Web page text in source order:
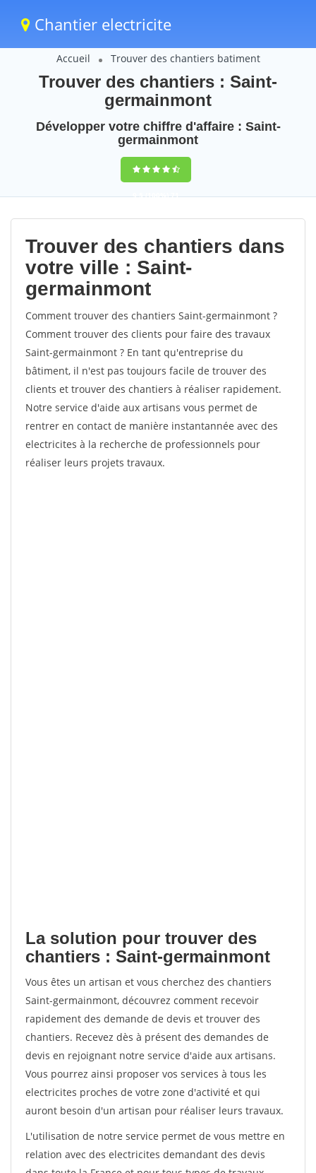
Chantier electricite
Accueil Trouver des chantiers batiment
Trouver des chantiers : Saint-
germainmont
Développer votre chiffre d'affaire : Saint-
germainmont
9,5(100%)71
votes
Trouver des chantiers dans
votre ville : Saint-
germainmont
Comment trouver des chantiers Saint-germainmont ?
Comment trouver des clients pour faire des travaux
Saint-germainmont ? En tant qu'entreprise du
bâtiment, il n'est pas toujours facile de trouver des
clients et trouver des chantiers à réaliser rapidement.
Notre service d'aide aux artisans vous permet de
rentrer en contact de manière instantannée avec des
electricites à la recherche de professionnels pour
réaliser leurs projets travaux.
La solution pour trouver des
chantiers : Saint-germainmont
Vous êtes un artisan et vous cherchez des chantiers
Saint-germainmont, découvrez comment recevoir
rapidement des demande de devis et trouver des
chantiers. Recevez dès à présent des demandes de
devis en rejoignant notre service d'aide aux artisans.
Vous pourrez ainsi proposer vos services à tous les
electricites proches de votre zone d'activité et qui
auront besoin d'un artisan pour réaliser leurs travaux.
L'utilisation de notre service permet de vous mettre en
relation avec des electricites demandant des devis